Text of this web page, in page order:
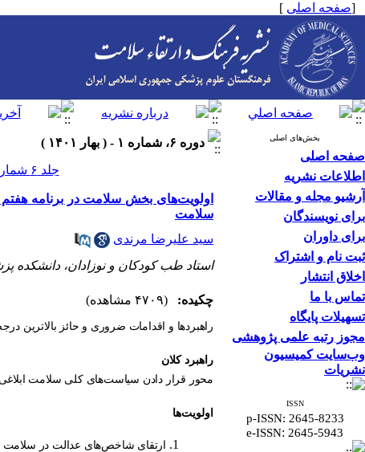
[صفحه اصلی ]
بخش‌های اصلی
صفحه اصلی
اطلاعات نشریه
آرشیو مجله و مقالات
برای نویسندگان
برای داوران
ثبت نام و اشتراک
اخلاق انتشار
تماس با ما
تسهیلات پایگاه
مجوز رتبه علمی پژوهشی
وب‌سایت کمیسیون
نشریات
ISSN
p-ISSN: 2645-8233
e-ISSN: 2645-5943
دوره ۶، شماره ۱ - ( بهار ۱۴۰۱ )
جلد ۶ شماره ۱ صفحات ۶-۳
اولویت‌های بخش سلامت در برنامه
سلامت
سید علیرضا مرندی
استاد طب کودکان و نوزادان، دانشکده
چکیده: (۴۷۰۹ مشاهده)
راهبردها و اقدامات ضروری و حائز بالاترین
راهبرد کلان
محور قرار دادن سیاست‌های کلی سلامت
اولویت‌ها
ارتقای شاخص‌های عدالت در سلامت